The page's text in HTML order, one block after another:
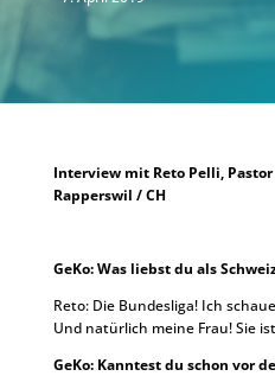
Interview mit Reto Pelli,
Rapperswil / CH
GeKo: Was liebst du als
Reto: Die Bundesliga! Ich
Und natürlich meine Frau! Sie
GeKo: Kanntest du schon vor